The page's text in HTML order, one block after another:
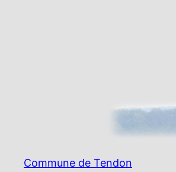
Commune de Tendon